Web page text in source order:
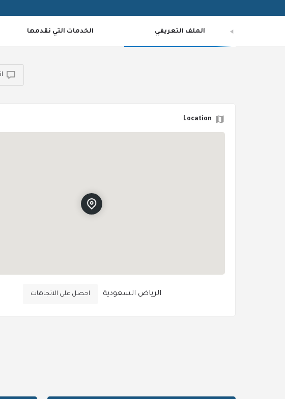
الملف التعريفي الخدمات التي نقدمها
Location
الرياض السعودية احصل على الاتجاهات